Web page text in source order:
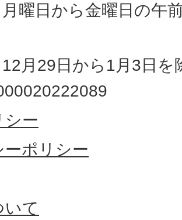
曜日から金曜日の午
12月29日から1月3日を
シー
ポリシー
いて